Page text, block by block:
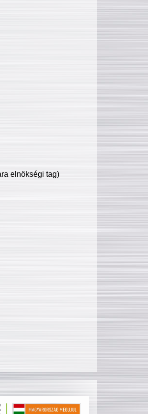
elnökségi tag)